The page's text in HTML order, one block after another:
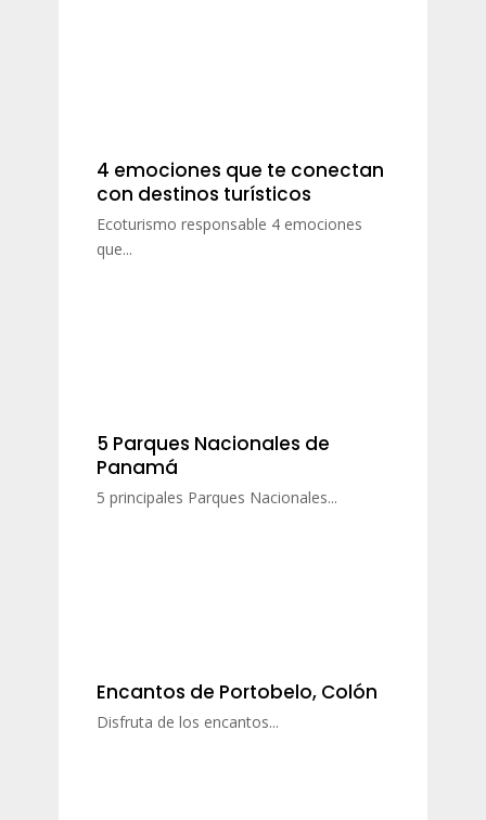
4 emociones que te conectan
con destinos turísticos
Ecoturismo responsable 4 emociones
que...
5 Parques Nacionales de
Panamá
5 principales Parques Nacionales...
Encantos de Portobelo, Colón
Disfruta de los encantos...